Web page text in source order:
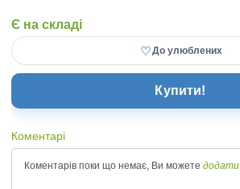
Є на складі
♡До улюблених
Купити!
Коментарі
Коментарів поки що немає, Ви можете додати